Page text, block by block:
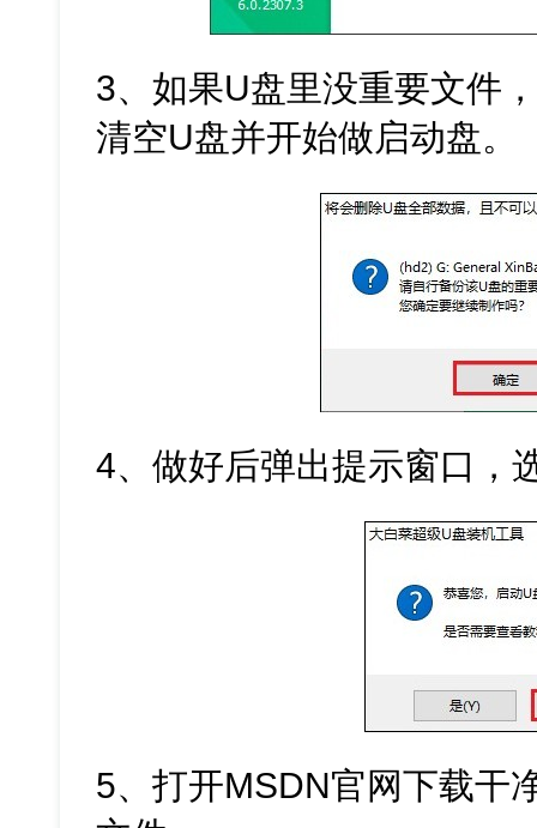
3、如果U盘里没重要文件
清空U盘并开始做启动盘。
4、做好后弹出提示窗口，
5、打开MSDN官网下载干